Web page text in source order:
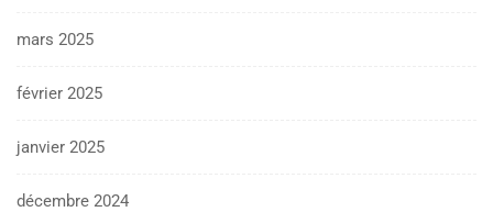
mars 2025
février 2025
janvier 2025
décembre 2024